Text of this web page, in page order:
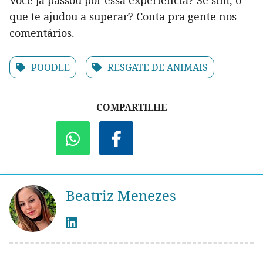
que te ajudou a superar? Conta pra gente nos
comentários.
POODLE RESGATE DE ANIMAIS
COMPARTILHE
Beatriz Menezes